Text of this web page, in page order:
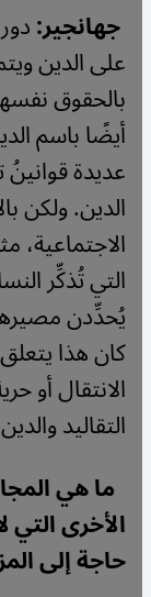
جهانجير:
على الدين
بالحقوق
أيضًا باسم
عديدة
الدين. ولكن
الاجتماعية،
التي تُذكِّر
يُحدِّدن
كان هذا
الانتقال أو
التقاليد والدين
ما هي
الأخرى
حاجة إلى